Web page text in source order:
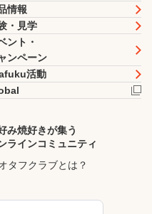
情報
・見学
ント・
ンペーン
活動
み焼好きが集う
ラインコミュニティ
タフクラブとは？